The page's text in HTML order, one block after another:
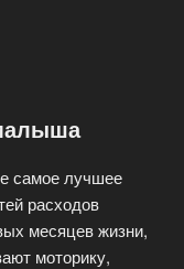
самое лучшее
расходов
месяцев жизни,
моторику,